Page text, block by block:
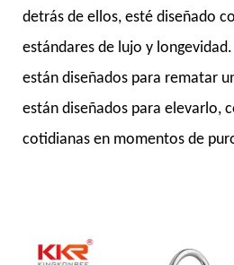
detrás de ellos, esté diseñado
estándares de lujo y
están diseñados para rematar
están diseñados para elevarlo,
cotidianas en momentos de